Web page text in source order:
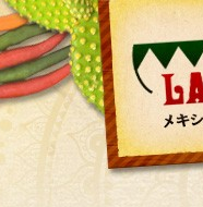
広尾・麻布
ホイヤ」
ラ・ホイヤか